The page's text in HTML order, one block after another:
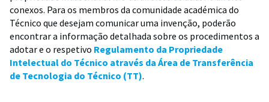
conexos. Para os membros da comunidade académica do
Técnico que desejam comunicar uma invenção, poderão
encontrar a informação detalhada sobre os procedimentos a
adotar e o respetivo Regulamento da Propriedade
Intelectual do Técnico através da Área de Transferência
de Tecnologia do Técnico (TT).